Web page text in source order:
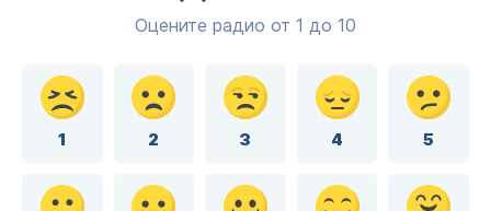
Оцените радио от 1 до 10
1 2 3 4 5